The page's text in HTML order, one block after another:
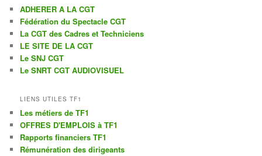
ADHERER A LA CGT
Fédération du Spectacle CGT
La CGT des Cadres et Techniciens
LE SITE DE LA CGT
Le SNJ CGT
Le SNRT CGT AUDIOVISUEL
LIENS UTILES TF1
Les métiers de TF1
OFFRES D'EMPLOIS à TF1
Rapports financiers TF1
Rémunération des dirigeants